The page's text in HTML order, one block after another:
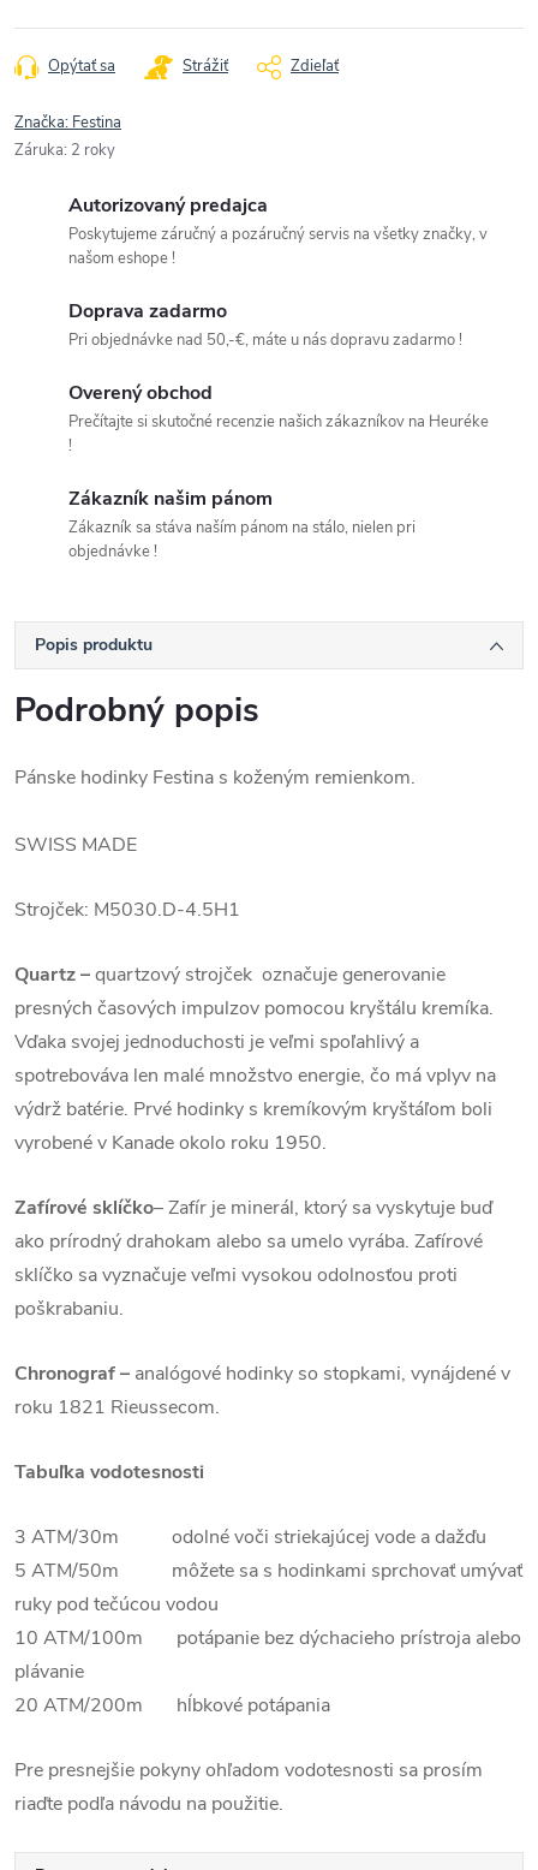
Opýtať sa Strážiť Zdieľať
Značka: Festina
Záruka: 2 roky
Autorizovaný predajca
Poskytujeme záručný a pozáručný servis na všetky značky, v
našom eshope !
Doprava zadarmo
Pri objednávke nad 50,-€, máte u nás dopravu zadarmo !
Overený obchod
Prečítajte si skutočné recenzie našich zákazníkov na Heuréke
!
Zákazník našim pánom
Zákazník sa stáva naším pánom na stálo, nielen pri
objednávke !
Popis produktu
Podrobný popis
Pánske hodinky Festina s koženým remienkom.
SWISS MADE
Strojček: M5030.D-4.5H1
Quartz–quartzový strojček označuje generovanie
presných časových impulzov pomocou kryštálu kremíka.
Vďaka svojej jednoduchosti je veľmi spoľahlivý a
spotrebováva len malé množstvo energie, čo má vplyv na
výdrž batérie. Prvé hodinky s kremíkovým kryštáľom boli
vyrobené v Kanade okolo roku 1950.
Zafírové sklíčko–Zafír je minerál, ktorý sa vyskytuje buď
ako prírodný drahokam alebo sa umelo vyrába. Zafírové
sklíčko sa vyznačuje veľmi vysokou odolnosťou proti
poškrabaniu.
Chronograf – analógové hodinky so stopkami, vynájdené v
roku 1821 Rieussecom.
Tabuľka vodotesnosti
3 ATM/30m odolné voči striekajúcej vode a dažďu
5 ATM/50m môžete sa s hodinkami sprchovať umývať
ruky pod tečúcou vodou
10 ATM/100m potápanie bez dýchacieho prístroja alebo
plávanie
20 ATM/200m hĺbkové potápania
Pre presnejšie pokyny ohľadom vodotesnosti sa prosím
riaďte podľa návodu na použitie.